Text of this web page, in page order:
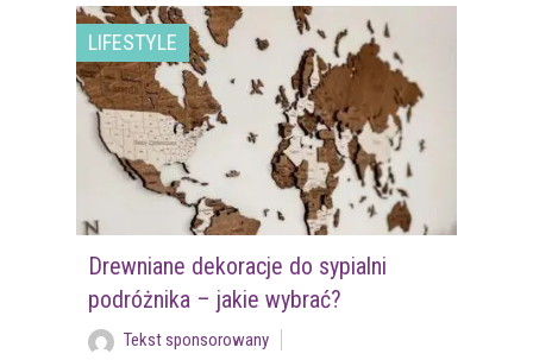
LIFESTYLE
Drewniane dekoracje do sypialni
podróżnika – jakie wybrać?
Tekst sponsorowany